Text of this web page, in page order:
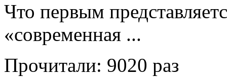
Что первым
«современная ...
Прочитали: 9020 раз